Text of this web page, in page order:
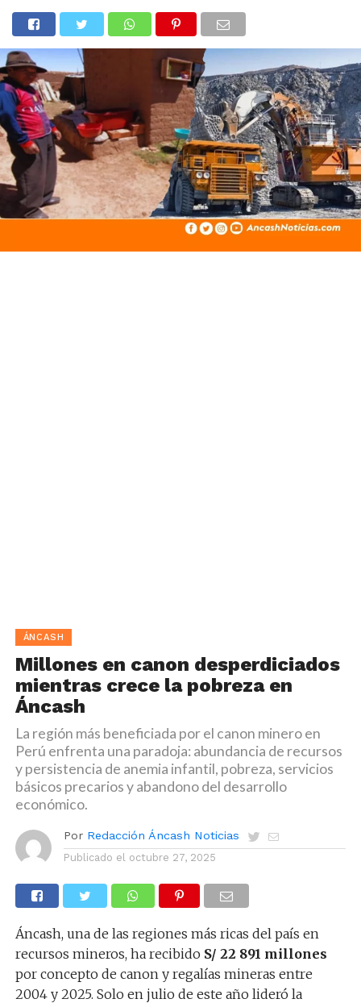
ÁNCASH
Millones en canon desperdiciados
mientras crece la pobreza en
Áncash
La región más beneficiada por el canon minero en
Perú enfrenta una paradoja: abundancia de recursos
y persistencia de anemia infantil, pobreza, servicios
básicos precarios y abandono del desarrollo
económico.
Por Redacción Áncash Noticias
Publicado el octubre 27, 2025
Áncash, una de las regiones más ricas del país en
recursos mineros, ha recibido S/ 22 891 millones
por concepto de canon y regalías mineras entre
2004 y 2025. Solo en julio de este año lideró la